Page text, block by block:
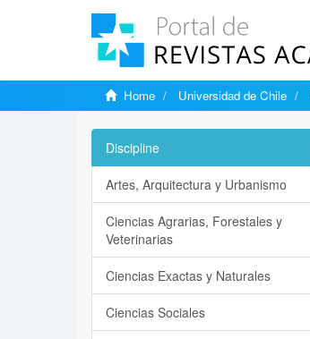
Home Universidad de Chile
Discipline
Artes, Arquitectura y Urbanismo
Ciencias Agrarias, Forestales y
Veterinarias
Ciencias Exactas y Naturales
Ciencias Sociales